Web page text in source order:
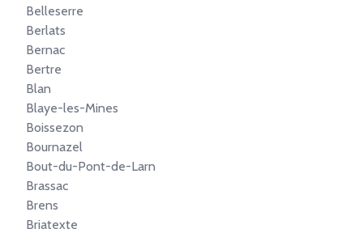
Belleserre
Berlats
Bernac
Bertre
Blan
Blaye-les-Mines
Boissezon
Bournazel
Bout-du-Pont-de-Larn
Brassac
Brens
Briatexte